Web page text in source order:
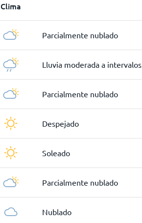
Clima
Parcialmente nublado
Lluvia moderada a intervalos
Parcialmente nublado
Despejado
Soleado
Parcialmente nublado
Nublado